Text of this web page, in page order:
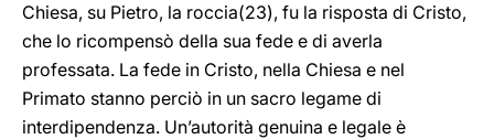
Chiesa, su Pietro, la roccia(23), fu la risposta di Cristo,
che lo ricompensò della sua fede e di averla
professata. La fede in Cristo, nella Chiesa e nel
Primato stanno perciò in un sacro legame di
interdipendenza. Un’autorità genuina e legale è